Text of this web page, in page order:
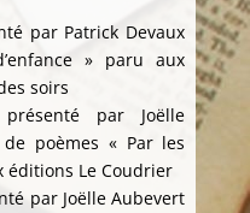
par Patrick Devaux
» paru aux
soirs
par Joëlle
poèmes « Par les
éditions Le Coudrier
par Joëlle Aubevert